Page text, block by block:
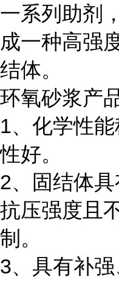
一系列助剂
成一种高强
结体。
环氧砂浆产
1、化学性
性好。
2、固结体
抗压强度且
制。
3、具有补强